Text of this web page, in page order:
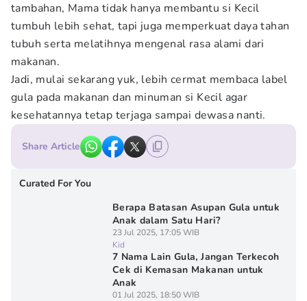
tambahan, Mama tidak hanya membantu si Kecil
tumbuh lebih sehat, tapi juga memperkuat daya tahan
tubuh serta melatihnya mengenal rasa alami dari
makanan.
Jadi, mulai sekarang yuk, lebih cermat membaca label
gula pada makanan dan minuman si Kecil agar
kesehatannya tetap terjaga sampai dewasa nanti.
Share Article
Curated For You
Berapa Batasan Asupan Gula untuk
Anak dalam Satu Hari?
23 Jul 2025, 17:05 WIB
Kid
7 Nama Lain Gula, Jangan Terkecoh
Cek di Kemasan Makanan untuk
Anak
01 Jul 2025, 18:50 WIB